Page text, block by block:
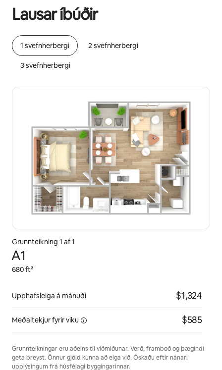
Lausar íbúðir
1 svefnherbergi 2 svefnherbergi
3 svefnherbergi
Grunnteikning 1 af 1
A1
680 ft²
Upphafsleiga á mánuði $1,324
Meðaltekjur fyrirviku $585
Grunnteikningar eru aðeins til viðmiðunar. Verð, framboð og þægindi
geta breyst. Önnur gjöld kunna að eiga við. Óskaðu eftir nánari
upplýsingum frá húsfélagi byggingarinnar.